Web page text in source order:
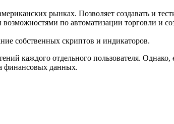
рынках. Позволяет создавать и
по автоматизации торговли и
собственных скриптов и индикаторов.
каждого отдельного пользователя. Однако,
финансовых данных.